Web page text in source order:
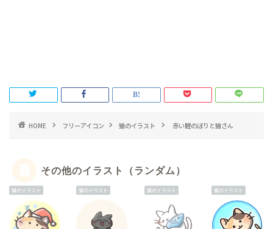
HOME フリーアイコン 猫のイラスト 赤い鯉のぼりと猫さん
その他のイラスト（ランダム）
猫のイラスト 猫のイラスト 猫のイラスト 猫のイラスト